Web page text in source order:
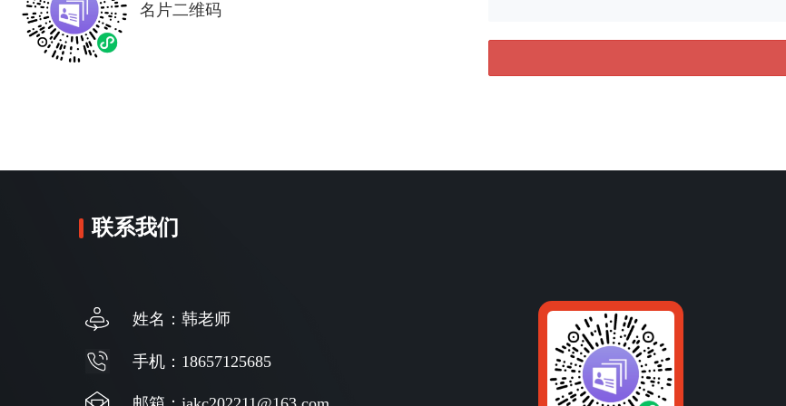
名片二维码
联系我们
姓名：韩老师
手机：18657125685